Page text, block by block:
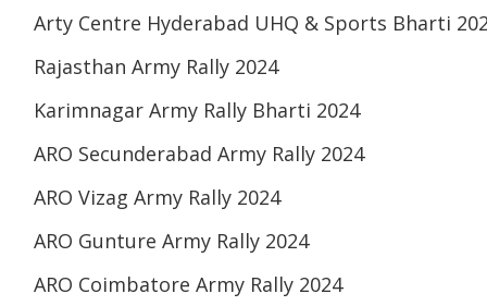
Arty Centre Hyderabad UHQ & Sports Bharti
Rajasthan Army Rally 2024
Karimnagar Army Rally Bharti 2024
ARO Secunderabad Army Rally 2024
ARO Vizag Army Rally 2024
ARO Gunture Army Rally 2024
ARO Coimbatore Army Rally 2024